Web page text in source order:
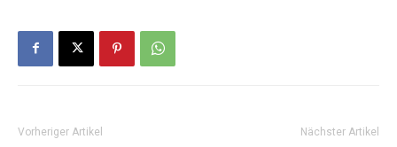
Vorheriger Artikel Nächster Artikel